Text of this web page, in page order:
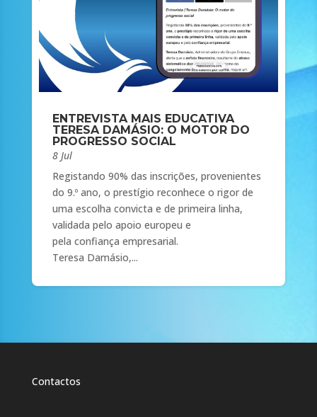
ENTREVISTA MAIS EDUCATIVA
TERESA DAMÁSIO: O MOTOR DO
PROGRESSO SOCIAL
8 Jul
Registando 90% das inscrições, provenientes
do 9.º ano, o prestígio reconhece o rigor de
uma escolha convicta e de primeira linha,
validada pelo apoio europeu e
pela confiança empresarial.
Teresa Damásio,...
Contactos